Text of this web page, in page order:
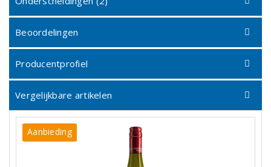
Beoordelingen
Producentprofiel
Vergelijkbare artikelen
Aanbieding